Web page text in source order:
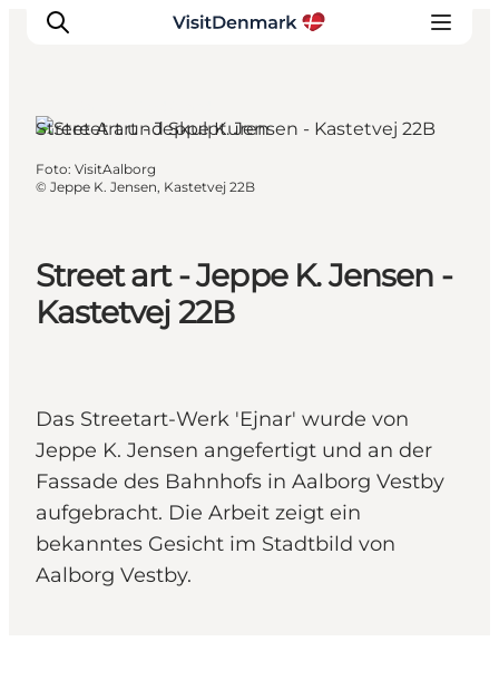
Inspiration
Unterkünfte
Reiseplanung
Street art - Jeppe K. Jensen -
Kastetvej 22B
Das Streetart-Werk 'Ejnar' wurde von
Jeppe K. Jensen angefertigt und an der
Fassade des Bahnhofs in Aalborg Vestby
aufgebracht. Die Arbeit zeigt ein
bekanntes Gesicht im Stadtbild von
Aalborg Vestby.
Street Art und Skulpturen
Foto: VisitAalborg
© Jeppe K. Jensen, Kastetvej 22B